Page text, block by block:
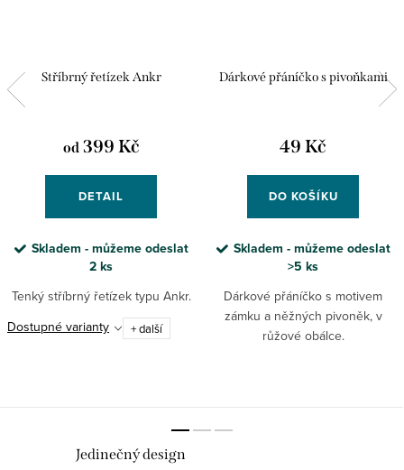
Stříbrný řetízek Ankr
od 399 Kč
DETAIL
Skladem - můžeme odeslat
2 ks
Tenký stříbrný řetízek typu Ankr.
Dostupné varianty
+ další
Dárkové přáníčko s pivoňkami
49 Kč
DO KOŠÍKU
Skladem - můžeme odeslat
>5 ks
Dárkové přáníčko s motivem
zámku a něžných pivoněk, v
růžové obálce.
Jedinečný design